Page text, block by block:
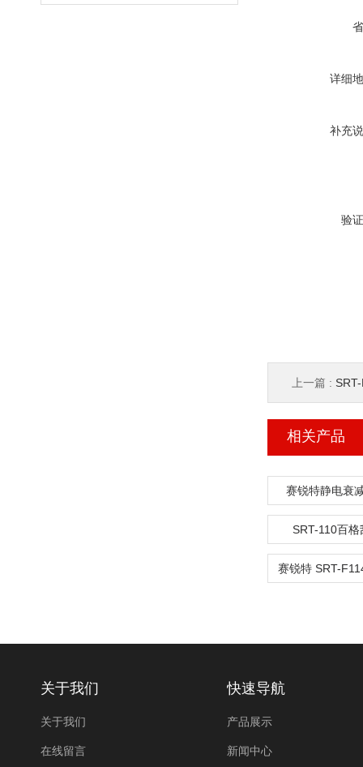
详细
补充
验
上一篇 : SRT-
相关产品
赛锐特静电衰
SRT-110百
关于我们
关于我们
在线留言
快速导航
产品展示
新闻中心